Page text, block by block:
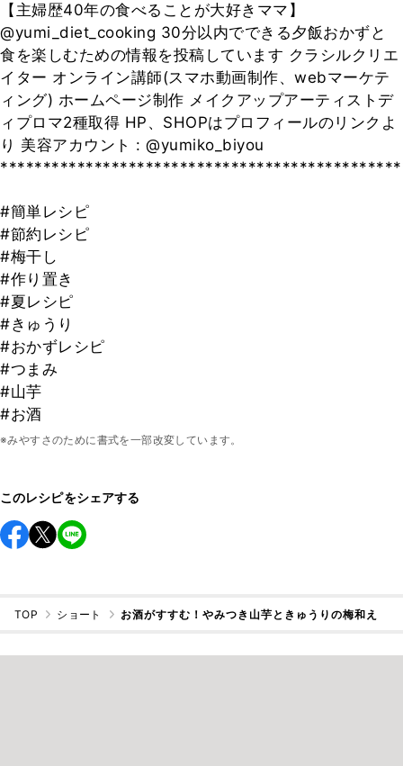
【主婦歴40年の食べることが大好きママ】
@yumi_diet_cooking 30分以内でできる夕飯おかずと
食を楽しむための情報を投稿しています クラシルクリエ
イター オンライン講師(スマホ動画制作、webマーケテ
ィング) ホームページ制作 メイクアップアーティストデ
ィプロマ2種取得 HP、SHOPはプロフィールのリンクよ
り 美容アカウント : @yumiko_biyou
#簡単レシピ
#節約レシピ
#梅干し
#作り置き
#夏レシピ
#きゅうり
#おかずレシピ
#つまみ
#山芋
#お酒
※みやすさのために書式を一部改変しています。
このレシピをシェアする
TOP ショート お酒がすすむ！やみつき山芋ときゅうりの梅和え